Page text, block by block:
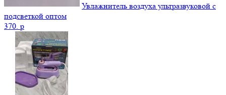
Увлажнитель воздуха ультразвуковой с
подсветкой оптом
370. p